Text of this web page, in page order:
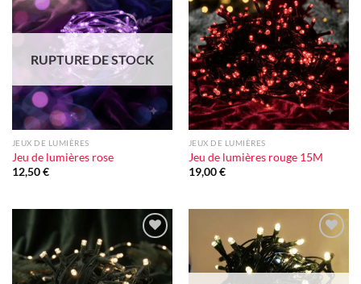
Ajouter
à la liste
d'envie
RUPTURE DE STOCK
JEUX DE LUMIÈRES
Jeu de lumières rose
12,50€
Ajouter
à la liste
d'envie
JEUX DE LUMIÈRES
Jeu de lumières rouge 15M
19,00€
Ajouter
à la liste
d'envie
Ajouter
à la liste
d'envie